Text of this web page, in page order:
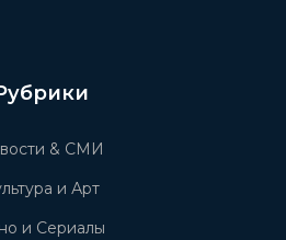
& СМИ
и Арт
и Сериалы